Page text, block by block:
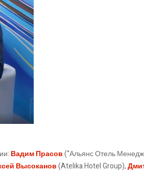
Вадим Прасов(“Альянс Отель
Высоканов(Atelika Hotel Group),